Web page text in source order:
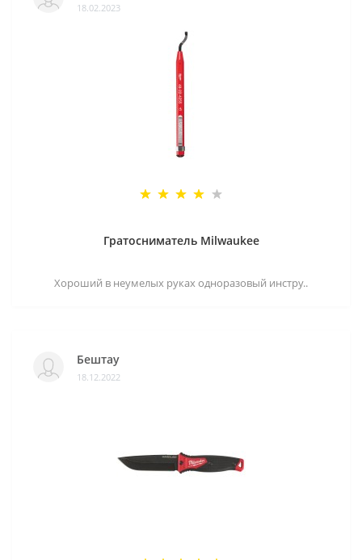
18.02.2023
Гратосниматель Milwaukee
Хороший в неумелых руках одноразовый инстру..
Бештау
18.12.2022